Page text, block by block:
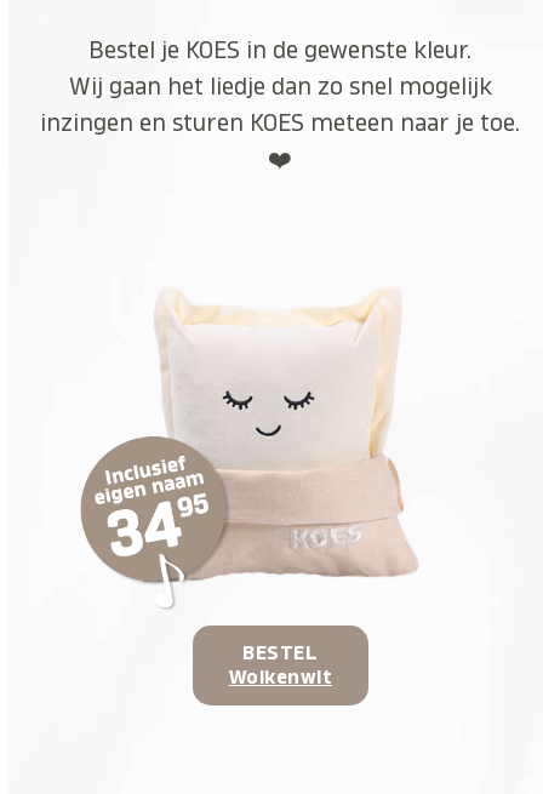
Bestel je KOES in de gewenste kleur.
Wij gaan het liedje dan zo snel mogelijk
inzingen en sturen KOES meteen naar je toe.
❤️
BESTEL
Wolkenwit